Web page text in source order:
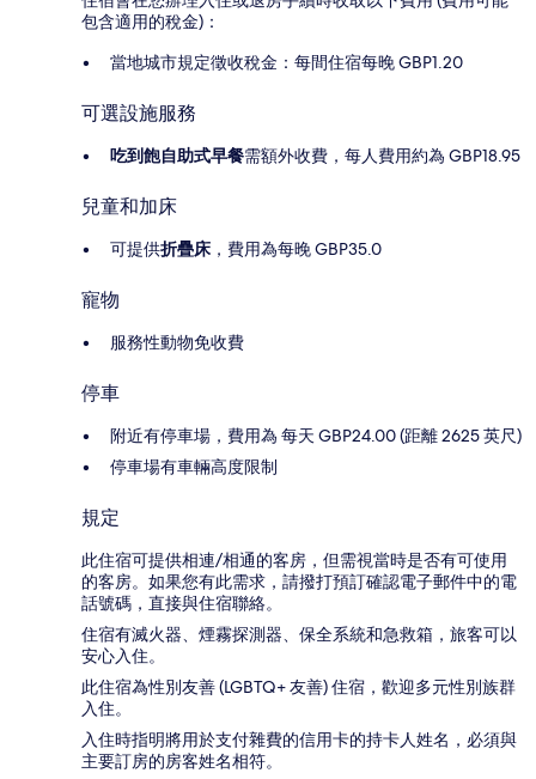
包含適用的稅金)：
當地城市規定徵收稅金：每間住宿每晚 GBP1.20
可選設施服務
吃到飽自助式早餐需額外收費，每人費用約為 GBP18.95
兒童和加床
可提供折疊床 ，費用為每晚 GBP35.0
寵物
服務性動物免收費
停車
附近有停車場，費用為 每天 GBP24.00 (距離 2625 英尺)
停車場有車輛高度限制
規定
此住宿可提供相連/相通的客房，但需視當時是否有可使用
的客房。如果您有此需求，請撥打預訂確認電子郵件中的電
話號碼，直接與住宿聯絡。
住宿有滅火器、煙霧探測器、保全系統和急救箱，旅客可以
安心入住。
此住宿為性別友善 (LGBTQ+ 友善) 住宿，歡迎多元性別族群
入住。
入住時指明將用於支付雜費的信用卡的持卡人姓名，必須與
主要訂房的房客姓名相符。